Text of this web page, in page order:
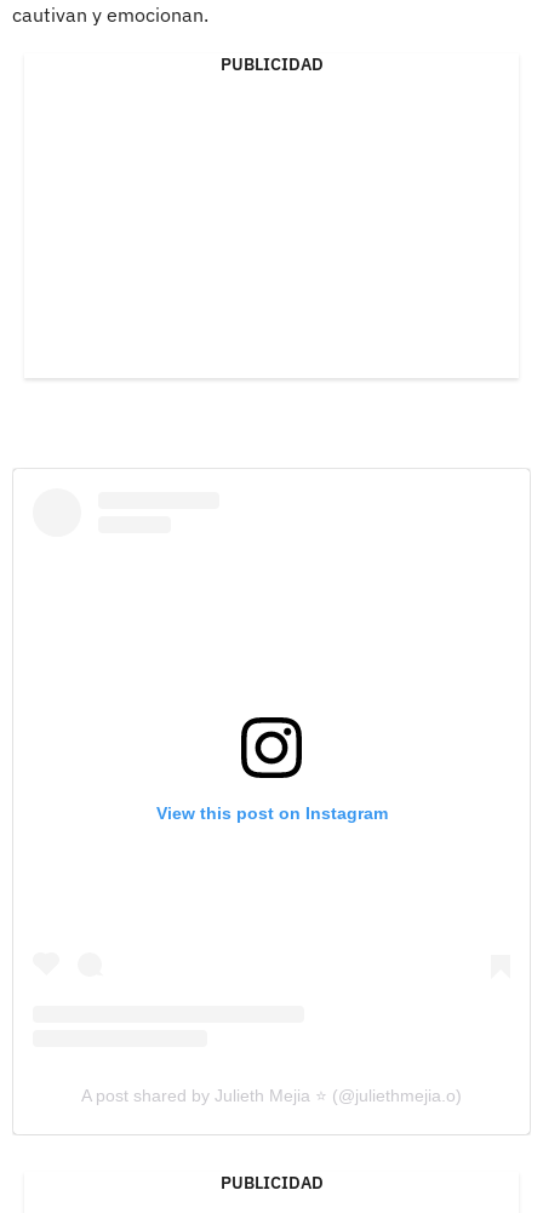
cautivan y emocionan.
PUBLICIDAD
View this post on Instagram
A post shared by Julieth Mejia ⭐️ (@juliethmejia.o)
PUBLICIDAD